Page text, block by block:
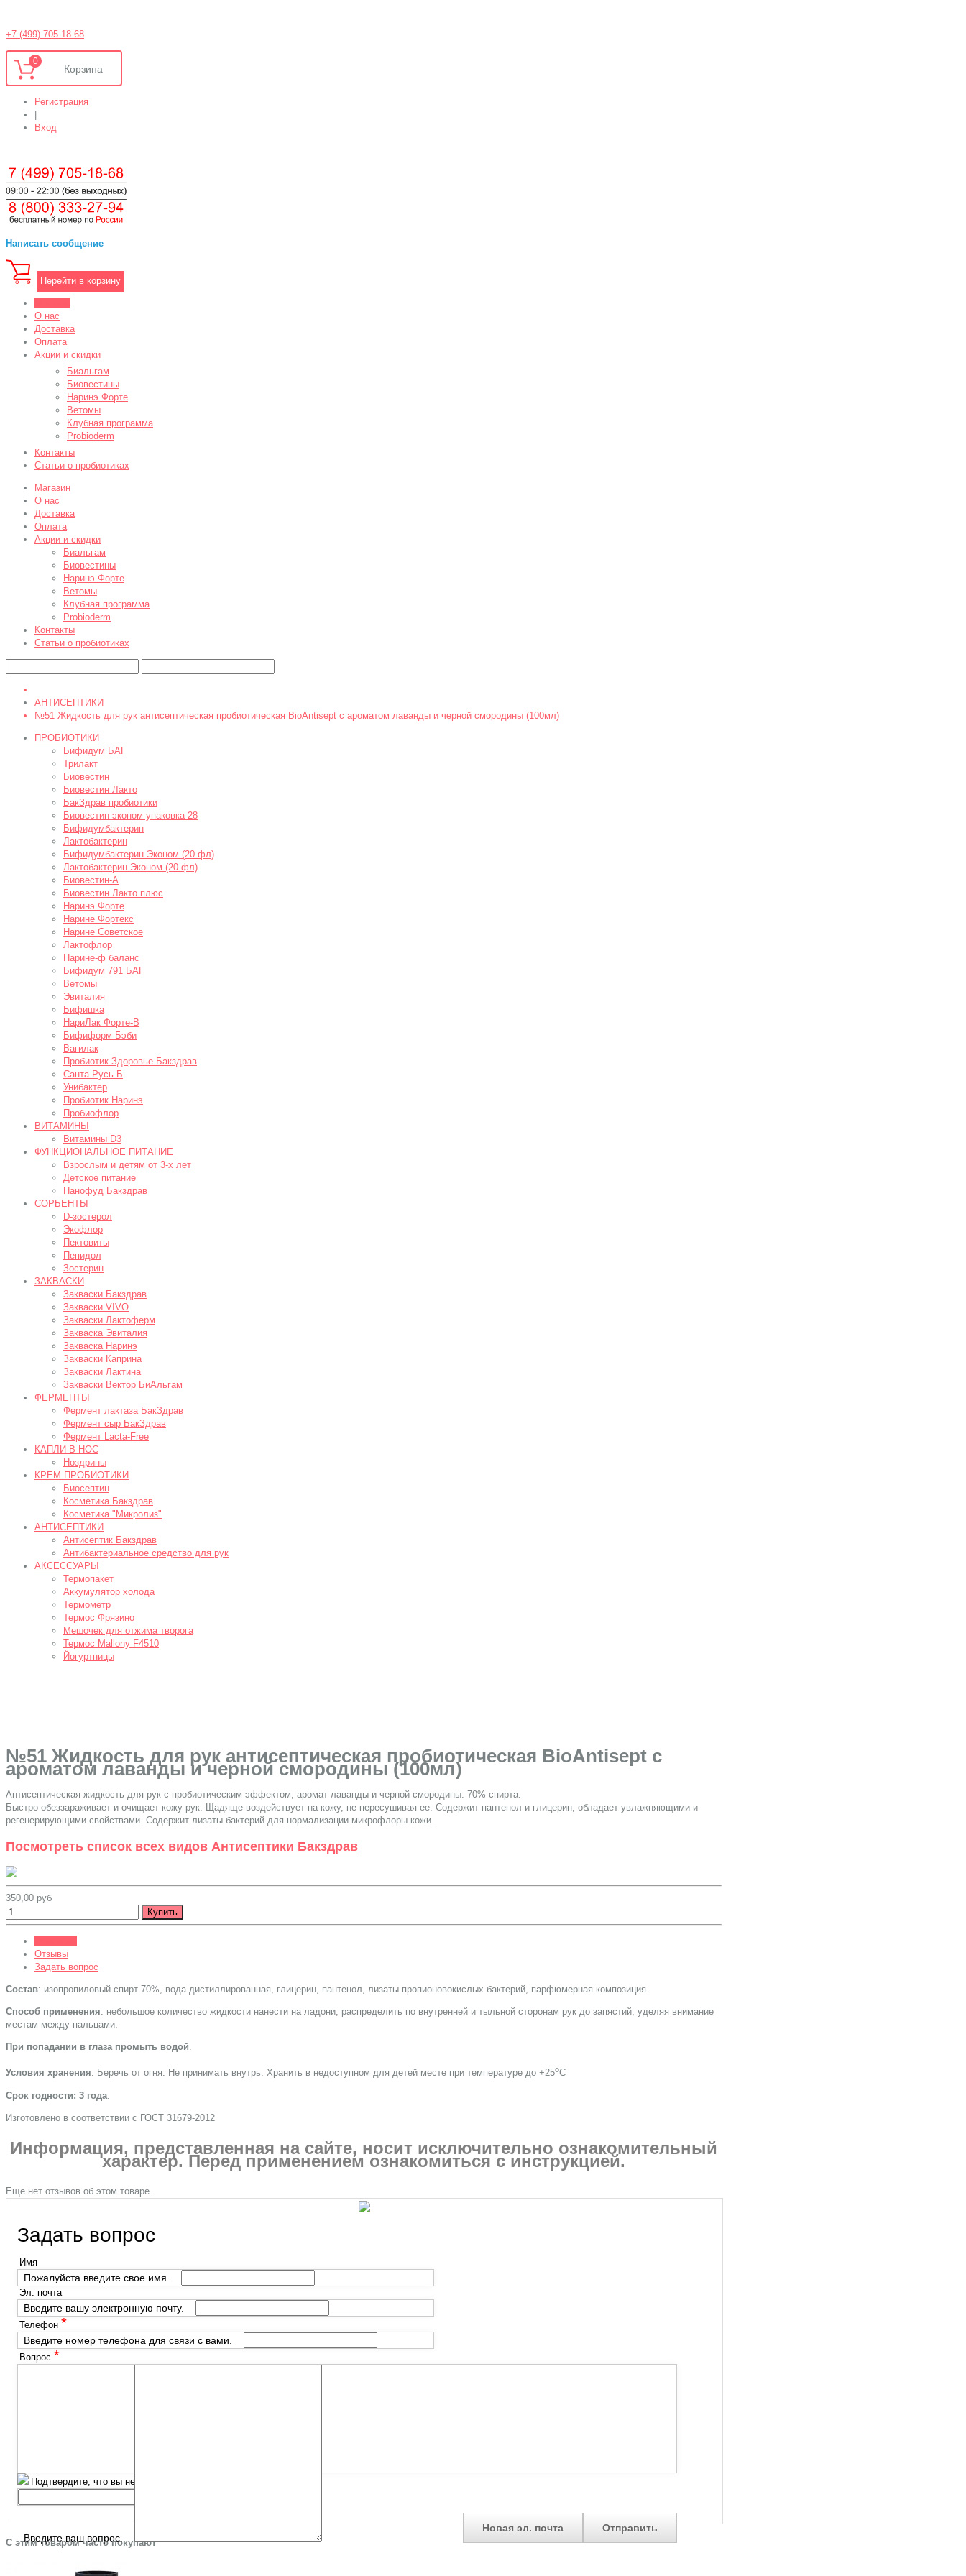
+7 (499) 705-18-68
0
Регистрация
Вход
Написать сообщение
Перейти в корзину
О нас
Доставка
Оплата
Акции и скидки
Биальгам
Биовестины
Наринэ Форте
Ветомы
Клубная программа
Probioderm
Контакты
Статьи о пробиотиках
Магазин
О нас
Доставка
Оплата
Акции и скидки
Биальгам
Биовестины
Наринэ Форте
Ветомы
Клубная программа
Probioderm
Контакты
Статьи о пробиотиках
АНТИСЕПТИКИ
№51 Жидкость для рук антисептическая пробиотическая BioAntisept с ароматом лаванды и черной смородины (100мл)
ПРОБИОТИКИ
Бифидум БАГ
Трилакт
Биовестин
Биовестин Лакто
БакЗдрав пробиотики
Биовестин эконом упаковка 28
Бифидумбактерин
Лактобактерин
Бифидумбактерин Эконом (20 фл)
Лактобактерин Эконом (20 фл)
Биовестин-A
Биовестин Лакто плюс
Наринэ Форте
Нарине Фортекс
Нарине Советское
Лактофлор
Нарине-ф баланс
Бифидум 791 БАГ
Ветомы
Эвиталия
Бифишка
НариЛак Форте-В
Бифиформ Бэби
Вагилак
Пробиотик Здоровье Бакздрав
Санта Русь Б
Унибактер
Пробиотик Наринэ
Пробиофлор
ВИТАМИНЫ
Витамины D3
ФУНКЦИОНАЛЬНОЕ ПИТАНИЕ
Взрослым и детям от 3-х лет
Детское питание
Нанофуд Бакздрав
СОРБЕНТЫ
D-зостерол
Экофлор
Пектовиты
Пепидол
Зостерин
ЗАКВАСКИ
Закваски Бакздрав
Закваски VIVO
Закваски Лактоферм
Закваска Эвиталия
Закваска Наринэ
Закваски Каприна
Закваски Лактина
Закваски Вектор БиАльгам
ФЕРМЕНТЫ
Фермент лактаза БакЗдрав
Фермент сыр БакЗдрав
Фермент Lacta-Free
КАПЛИ В НОС
Ноздрины
КРЕМ ПРОБИОТИКИ
Биосептин
Косметика Бакздрав
Косметика "Микролиз"
АНТИСЕПТИКИ
Антисептик Бакздрав
Антибактериальное средство для рук
АКСЕССУАРЫ
Термопакет
Аккумулятор холода
Термометр
Термос Фрязино
Мешочек для отжима творога
Термос Mallony F4510
Йогуртницы
№51 Жидкость для рук антисептическая пробиотическая BioAntisept с
ароматом лаванды и черной смородины (100мл)
Антисептическая жидкость для рук с пробиотическим эффектом, аромат лаванды и черной смородины. 70% спирта.
Быстро обеззараживает и очищает кожу рук. Щадяще воздействует на кожу, не пересушивая ее. Содержит пантенол и глицерин, обладает увлажняющими и
регенерирующими свойствами. Содержит лизаты бактерий для нормализации микрофлоры кожи.
Посмотреть список всех видов Антисептики Бакздрав
350,00 руб
Отзывы
Задать вопрос
Состав: изопропиловый спирт 70%, вода дистиллированная, глицерин, пантенол, лизаты пропионовокислых бактерий, парфюмерная композиция.
Способ применения: небольшое количество жидкости нанести на ладони, распределить по внутренней и тыльной сторонам рук до запястий, уделяя внимание
местам между пальцами.
При попадании в глаза промыть водой.
Условия хранения: Беречь от огня. Не принимать внутрь. Хранить в недоступном для детей месте при температуре до +25oC
Срок годности: 3 года
Изготовлено в соответствии с ГОСТ 31679-2012
Информация, представленная на сайте, носит исключительно ознакомительный
характер. Перед применением ознакомиться с инструкцией.
Еще нет отзывов об этом товаре.
Задать вопрос
Имя
Пожалуйста введите свое имя.
Эл. почта
Введите вашу электронную почту.
Телефон *
Введите номер телефона для связи с вами.
Вопрос *
Введите ваш вопрос.
Подтвердите, что вы не робот
С этим товаром часто покупают